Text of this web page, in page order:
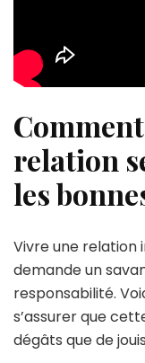
relation
les
Vivre une relation
demande un
responsabilité.
s’assurer que
dégâts que de